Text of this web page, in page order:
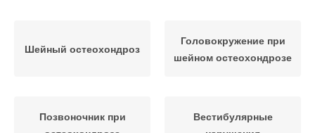
Шейный остеохондроз
Головокружение при
шейном остеохондрозе
Позвоночник при
Вестибулярные